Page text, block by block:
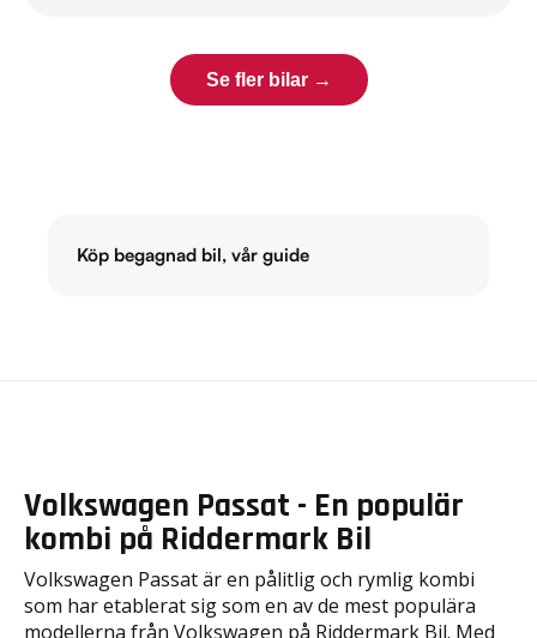
Se fler bilar →
Köp begagnad bil, vår guide
Volkswagen Passat - En populär
kombi på Riddermark Bil
Volkswagen Passat är en pålitlig och rymlig kombi
som har etablerat sig som en av de mest populära
modellerna från Volkswagen på Riddermark Bil. Med